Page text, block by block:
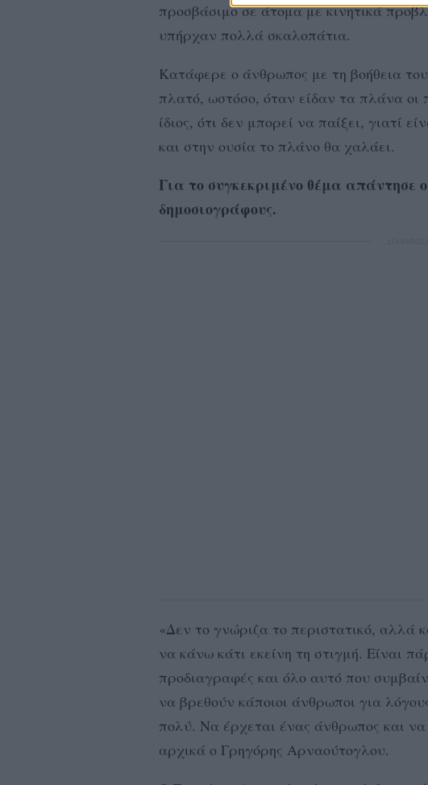
προσβάσιμο σε άτομα με κινητικά
υπήρχαν πολλά σκαλοπάτια.
Κατάφερε ο άνθρωπος με τη βοήθεια
πλατό, ωστόσο, όταν είδαν τα πλάνα οι
ίδιος, ότι δεν μπορεί να παίξει, γιατί
και στην ουσία το πλάνο θα χαλάει.
Για το συγκεκριμένο θέμα απάντησε
δημοσιογράφους.
«Δεν το γνώριζα το περιστατικό, αλλά
να κάνω κάτι εκείνη τη στιγμή. Είναι
προδιαγραφές και όλο αυτό που
να βρεθούν κάποιοι άνθρωποι για
πολύ. Να έρχεται ένας άνθρωπος και
αρχικά ο Γρηγόρης Αρναούτογλου.